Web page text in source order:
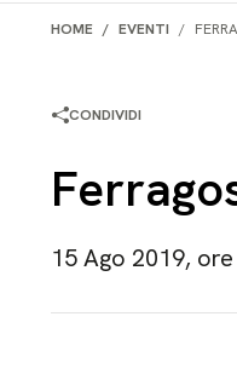
HOME EVENTI
CONDIVIDI
15 Ago 2019,